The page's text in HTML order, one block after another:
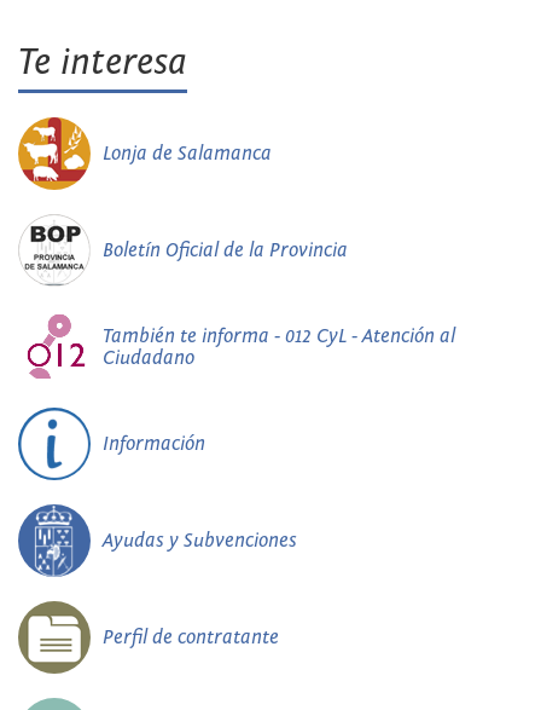
Te interesa
Lonja de Salamanca
Boletín Oficial de la Provincia
También te informa - 012 CyL - Atención al
Ciudadano
Información
Ayudas y Subvenciones
Perfil de contratante